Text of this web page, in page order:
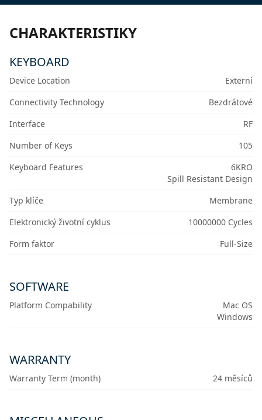
CHARAKTERISTIKY
KEYBOARD
Device Location
Externí
Connectivity Technology
Bezdrátové
Interface
RF
Number of Keys
105
Keyboard Features
6KRO
Spill Resistant Design
Typ klíče
Membrane
Elektronický životní cyklus
10000000 Cycles
Form faktor
Full-Size
SOFTWARE
Platform Compability
Mac OS
Windows
WARRANTY
Warranty Term (month) 24 měsíců